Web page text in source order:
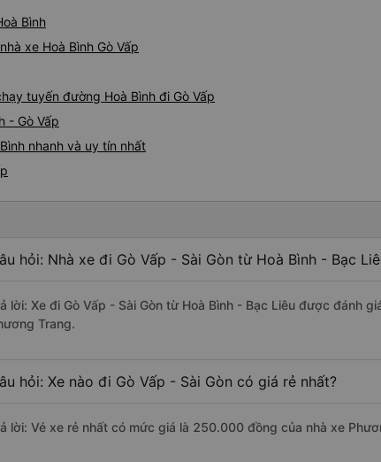
Bình
xe Hoà Bình Gò Vấp
tuyến đường Hoà Bình đi Gò Vấp
- Gò Vấp
nhanh và uy tín nhất
hỏi: Nhà xe đi Gò Vấp - Sài Gòn từ Hoà Bình - Bạc
lời: Xe đi Gò Vấp - Sài Gòn từ Hoà Bình - Bạc Liêu được đánh
Trang.
hỏi: Xe nào đi Gò Vấp - Sài Gòn có giá rẻ nhất?
lời: Vé xe rẻ nhất có mức giá là 250.000 đồng của nhà xe